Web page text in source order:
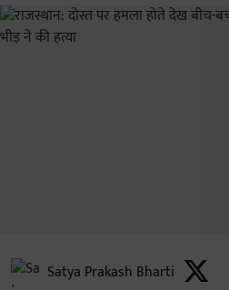
Satya Prakash Bharti